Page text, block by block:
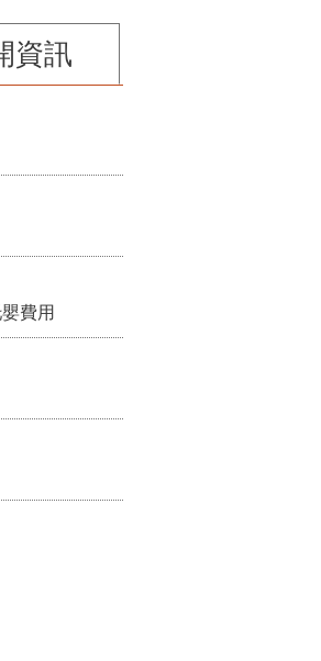
資訊
費用